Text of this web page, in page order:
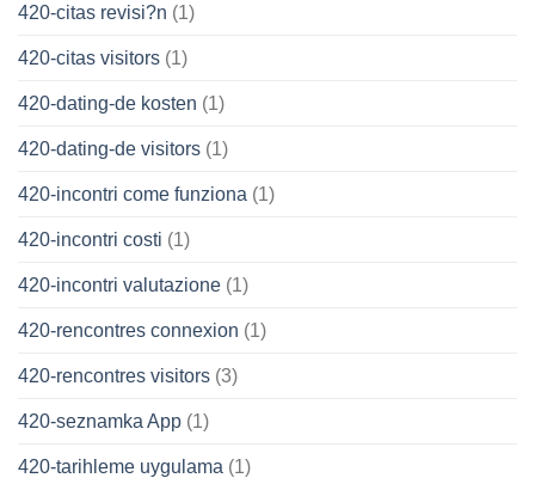
420-citas revisi?n (1)
420-citas visitors (1)
420-dating-de kosten (1)
420-dating-de visitors (1)
420-incontri come funziona (1)
420-incontri costi (1)
420-incontri valutazione (1)
420-rencontres connexion (1)
420-rencontres visitors (3)
420-seznamka App (1)
420-tarihleme uygulama (1)